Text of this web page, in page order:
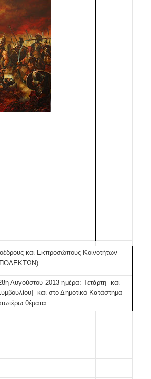
των χωριών της Λίμνης
με ρίζες απο τον Δομοκό που
Διαγωνισμό Ιδεών - Hackathon που
ΔΙΑΓΩΝΙΣΜΟΥ «ΛΕΙΤΟΥΡΓΙΑ
εκλογών που έλαβαν χώρα
ΠΡΟΕΡΝΑ ΣΤΟ ΝΕΟ ΜΟΝΑΣΤΉΡΙ
έθιμα που χάνονται στον καιρό…
στο Λεοντάρι!
και Εκπροσώπους Κοινοτήτων
Αυγούστου 2013 ημέρα: Τετάρτη και
] και στο Δημοτικό Κατάστημα
θέματα: